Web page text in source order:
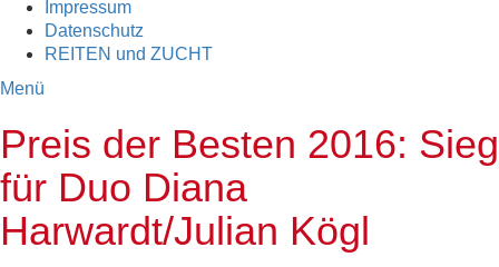
Impressum
Datenschutz
REITEN und ZUCHT
Menü
Preis der Besten 2016: Sieg
für Duo Diana
Harwardt/Julian Kögl